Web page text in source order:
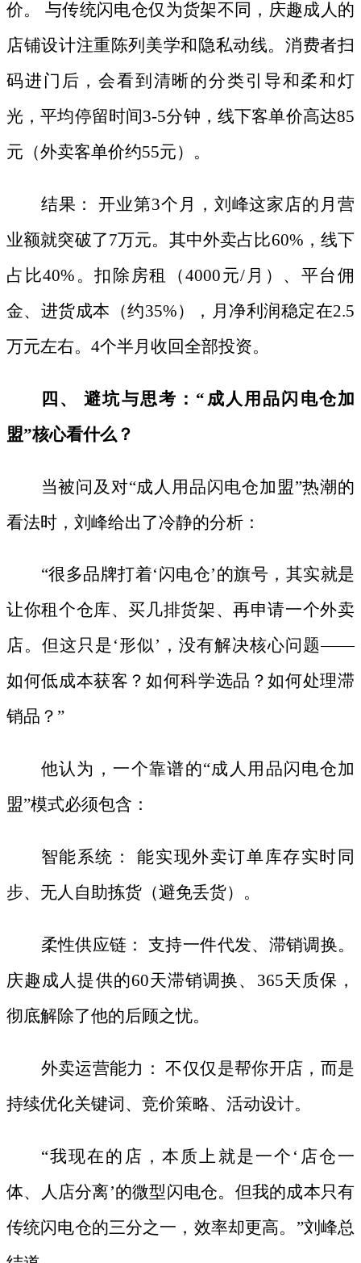
价。
与传统闪电仓仅为货架不同，庆趣成人的
店铺设计注重陈列美学和隐私动线。消费者扫
码进门后，会看到清晰的分类引导和柔和灯
光，平均停留时间3-5分钟，线下客单价高达85
元（外卖客单价约55元）。
结果： 开业第3个月，刘峰这家店的月营
业额就突破了7万元。其中外卖占比60%，线下
占比40%。扣除房租（4000元/月）、平台佣
金、进货成本（约35%），月净利润稳定在2.5
万元左右。4个半月收回全部投资。
四、 避坑与思考： “成人用品闪电仓加
盟”核心看什么？
当被问及对“成人用品闪电仓加盟”热潮的
看法时，刘峰给出了冷静的分析：
“很多品牌打着‘闪电仓’的旗号，其实就是
让你租个仓库、买几排货架、再申请一个外卖
店。但这只是‘形似’，没有解决核心问题——
如何低成本获客？如何科学选品？如何处理滞
销品？”
他认为，一个靠谱的“成人用品闪电仓加
盟”模式必须包含：
智能系统：
能实现外卖订单库存实时同
步、无人自助拣货（避免丢货）。
柔性供应链：
支持一件代发、滞销调换。
庆趣成人提供的60天滞销调换、365天质保，
彻底解除了他的后顾之忧。
外卖运营能力：
不仅仅是帮你开店，而是
持续优化关键词、竞价策略、活动设计。
“我现在的店，本质上就是一个‘店仓一
体、人店分离’的微型闪电仓。但我的成本只有
传统闪电仓的三分之一，效率却更高。”刘峰总